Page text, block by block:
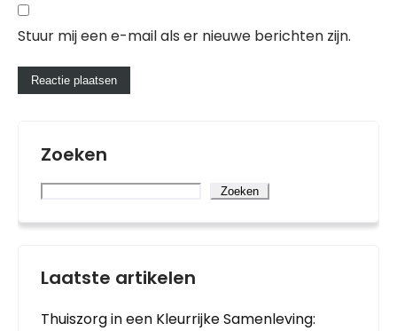
Stuur mij een e-mail als er nieuwe berichten zijn.
Zoeken
Zoeken
Laatste artikelen
Thuiszorg in een Kleurrijke Samenleving: